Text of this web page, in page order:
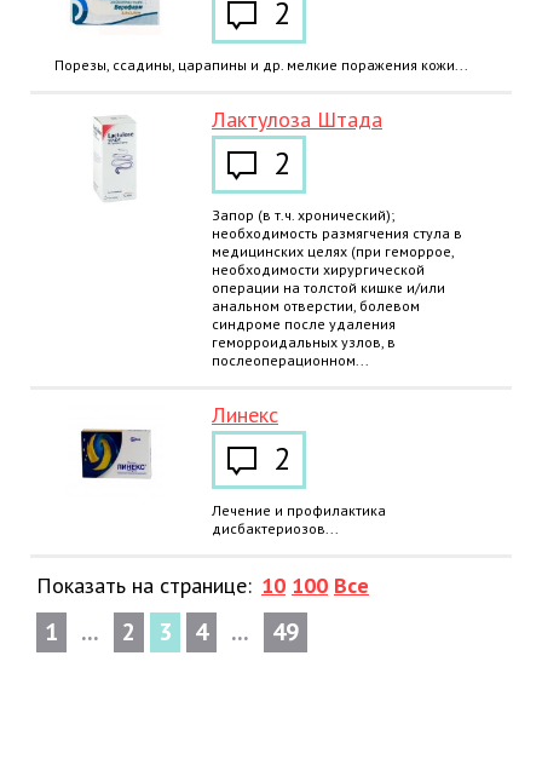
2
Порезы, ссадины, царапины и др. мелкие поражения кожи...
Лактулоза Штада
2
Запор (в т.ч. хронический);
необходимость размягчения стула в
медицинских целях (при геморрое,
необходимости хирургической
операции на толстой кишке и/или
анальном отверстии, болевом
синдроме после удаления
геморроидальных узлов, в
послеоперационном...
Линекс
2
Лечение и профилактика
дисбактериозов...
Показать на странице: 10 100 Все
1 ... 2 3 4 ... 49